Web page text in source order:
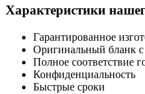
Характеристики
Гарантированное
Оригинальный бланк с
Полное соответствие
Конфиденциальность
Быстрые сроки